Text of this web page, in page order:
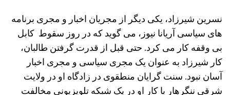
نسرین شیرزاد، یکی دیگر از مجریان اخبار و مجری برنامه
های سیاسی آریانا نیوز، می گوید که در روز سقوط کابل
بی وقفه کار می کرد. حتی قبل از قدرت گرفتن طالبان،
کار شیرزاد به عنوان یک مجری سیاسی و مجری اخبار
آسان نبود. سنت گرایان منطقوی در زادگاه او در ولایت
شرقی ننگرهار با کار او در یک شبکه تلویزیونی مخالفت